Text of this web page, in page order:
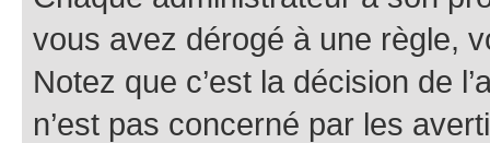
vous avez dérogé à une règle,
Notez que c’est la décision de
n’est pas concerné par les